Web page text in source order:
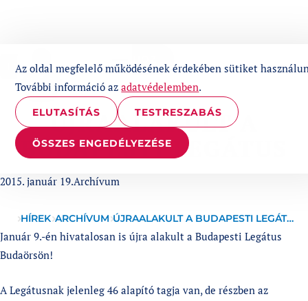
Az oldal megfelelő működésének érdekében sütiket
További információ azadatvédelemben.
ELUTASÍTÁS TESTRESZABÁS
ÖSSZES ENGEDÉLYEZÉSE
1%
ÚJRAALAKULT A
BUDAPESTI LEGÁTUS
Published at
2015. január 19.Categories:
Archívum
HÍREK ARCHÍVUM ÚJRAALAKULT A BUDAPESTI LEGÁTUS
Január 9.-én hivatalosan is újra alakult a Budapesti Legátus
Budaörsön!
A Legátusnak jelenleg 46 alapító tagja van, de részben az